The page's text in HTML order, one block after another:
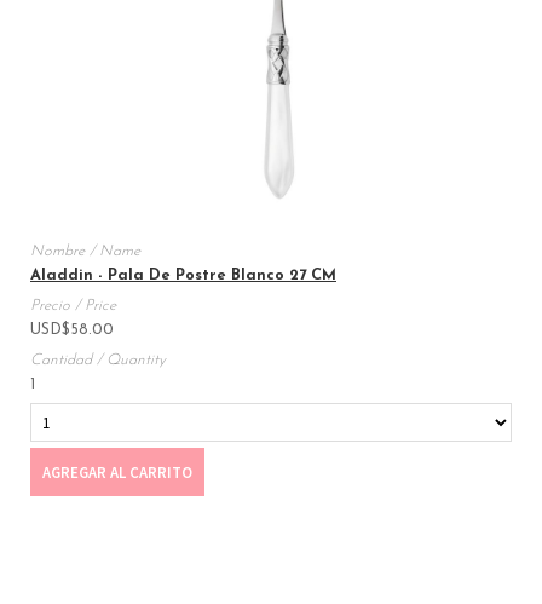
Aladdin - Pala De Postre Blanco 27 CM
USD$58.00
AGREGAR AL CARRITO